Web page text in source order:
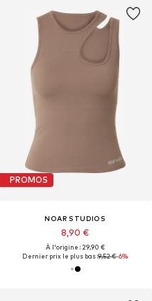
PROMOS
NOAR STUDIOS
8,90 €
À l'origine : 29,90 €
Dernier prix le plus bas :9,52 €-6%